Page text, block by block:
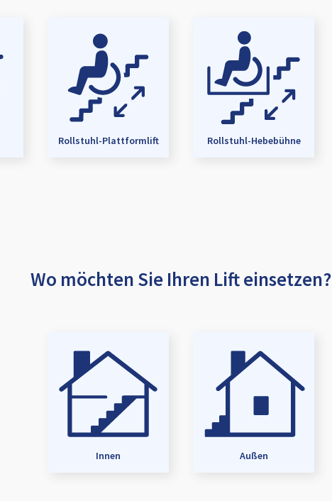
Rollstuhl-Plattformlift Rollstuhl-Hebebühne
Wo möchten Sie Ihren Lift einsetzen?
Innen Außen